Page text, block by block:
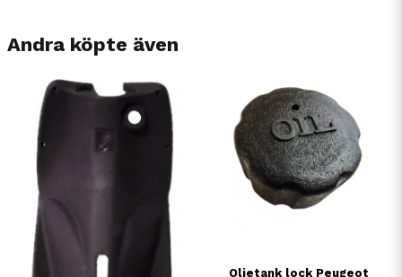
Andra köpte även
Oljetank lock Peugeot